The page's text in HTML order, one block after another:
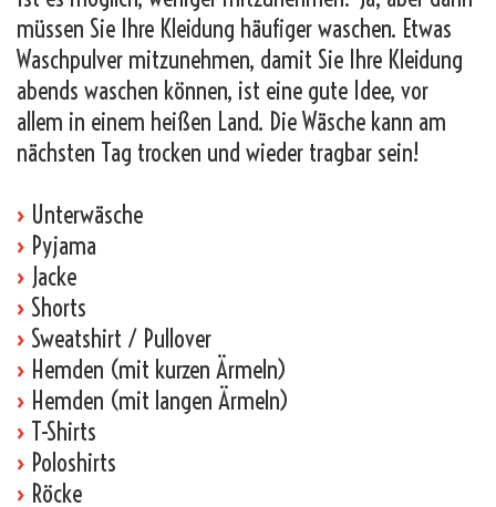
müssen Sie Ihre Kleidung häufiger waschen. Etwas
Waschpulver mitzunehmen, damit Sie Ihre Kleidung
abends waschen können, ist eine gute Idee, vor
allem in einem heißen Land. Die Wäsche kann am
nächsten Tag trocken und wieder tragbar sein!
› Unterwäsche
› Pyjama
› Jacke
› Shorts
› Sweatshirt / Pullover
› Hemden (mit kurzen Ärmeln)
› Hemden (mit langen Ärmeln)
› T-Shirts
› Poloshirts
› Röcke